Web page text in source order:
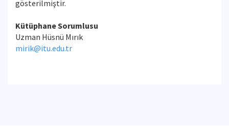
gösterilmiştir.
Kütüphane Sorumlusu
Uzman Hüsnü Mırık
mirik@itu.edu.tr